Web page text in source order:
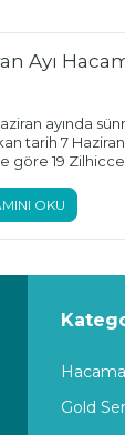
Ayı
ayında
tarih 7
göre 19 Zilhicce
yapılan
taşır.
OKU
Gold